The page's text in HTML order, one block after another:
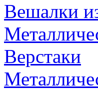
Вешалки
Верстаки